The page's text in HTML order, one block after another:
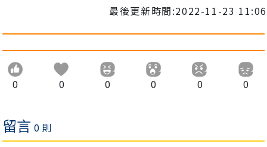
最後更新時間:2022-11-23 11:06
0 0 0 0 0 0